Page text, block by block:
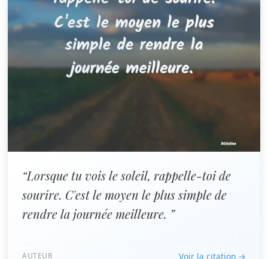
“Lorsque tu vois le soleil, rappelle-toi de
sourire. C'est le moyen le plus simple de
rendre la journée meilleure. ”
AUTEUR Voir la citation →